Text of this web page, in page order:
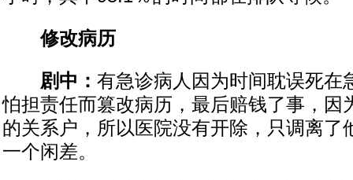
修改病历
剧中： 有急诊病人因为时间耽误死在
怕担责任而篡改病历，最后赔钱了事，因
的关系户，所以医院没有开除，只调离了
一个闲差。